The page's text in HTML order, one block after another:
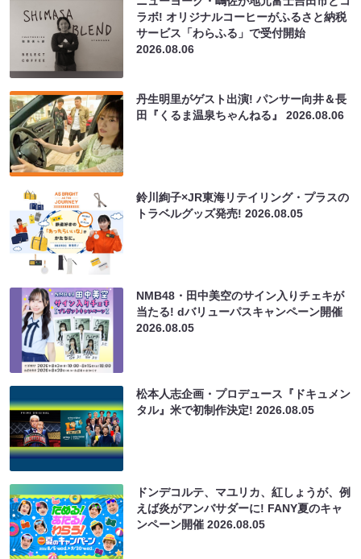
ラボ! オリジナルコーヒーがふるさと納税
サービス「わらふる」で受付開始
2026.08.06
丹生明里がゲスト出演! パンサー向井＆長
田『くるま温泉ちゃんねる』2026.08.06
鈴川絢子×JR東海リテイリング・プラスの
トラベルグッズ発売!2026.08.05
NMB48・田中美空のサイン入りチェキが
当たる! dバリューパスキャンペーン開催
2026.08.05
松本人志企画・プロデュース『ドキュメン
タル』米で初制作決定!2026.08.05
ドンデコルテ、マユリカ、紅しょうが、例
えば炎がアンバサダーに! FANY夏のキャ
ンペーン開催2026.08.05